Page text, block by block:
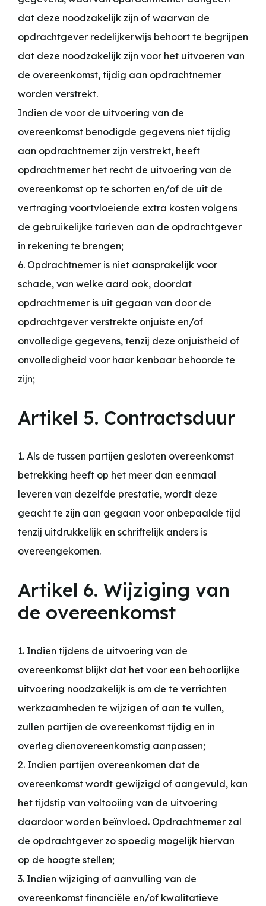
dat deze noodzakelijk zijn of waarvan de
opdrachtgever redelijkerwijs behoort te begrijpen
dat deze noodzakelijk zijn voor het uitvoeren van
de overeenkomst, tijdig aan opdrachtnemer
worden verstrekt.
Indien de voor de uitvoering van de
overeenkomst benodigde gegevens niet tijdig
aan opdrachtnemer zijn verstrekt, heeft
opdrachtnemer het recht de uitvoering van de
overeenkomst op te schorten en/of de uit de
vertraging voortvloeiende extra kosten volgens
de gebruikelijke tarieven aan de opdrachtgever
in rekening te brengen;
6. Opdrachtnemer is niet aansprakelijk voor
schade, van welke aard ook, doordat
opdrachtnemer is uit gegaan van door de
opdrachtgever verstrekte onjuiste en/of
onvolledige gegevens, tenzij deze onjuistheid of
onvolledigheid voor haar kenbaar behoorde te
zijn;
Artikel 5. Contractsduur
1. Als de tussen partijen gesloten overeenkomst
betrekking heeft op het meer dan eenmaal
leveren van dezelfde prestatie, wordt deze
geacht te zijn aan gegaan voor onbepaalde tijd
tenzij uitdrukkelijk en schriftelijk anders is
overeengekomen.
Artikel 6. Wijziging van
de overeenkomst
1. Indien tijdens de uitvoering van de
overeenkomst blijkt dat het voor een behoorlijke
uitvoering noodzakelijk is om de te verrichten
werkzaamheden te wijzigen of aan te vullen,
zullen partijen de overeenkomst tijdig en in
overleg dienovereenkomstig aanpassen;
2. Indien partijen overeenkomen dat de
overeenkomst wordt gewijzigd of aangevuld, kan
het tijdstip van voltooiing van de uitvoering
daardoor worden beïnvloed. Opdrachtnemer zal
de opdrachtgever zo spoedig mogelijk hiervan
op de hoogte stellen;
3. Indien wijziging of aanvulling van de
overeenkomst financiële en/of kwalitatieve